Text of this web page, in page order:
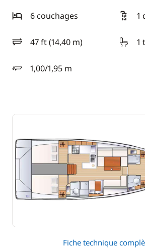
6 couchages
1
47 ft (14,40 m)
longueur 1
1,00/1,95 m
tirant d'eau
Fiche technique